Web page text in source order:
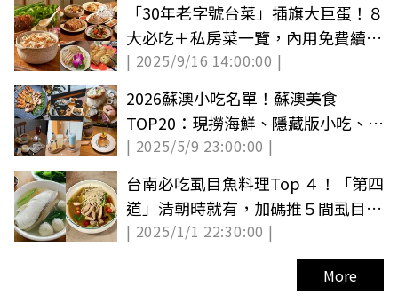
「30年老字號台菜」插旗大巨蛋！８
大必吃＋私房菜一覽，內用免費續芋
頭米粉
| 2025/9/16 14:00:00 |
2026蘇澳小吃名單！蘇澳美食
TOP20：現撈海鮮、隱藏版小吃、特
色咖啡廳全攻略
| 2025/5/9 23:00:00 |
台南必吃虱目魚料理Top ４！「第四
道」清朝時就有，加碼推５間虱目魚
小吃店
| 2025/1/1 22:30:00 |
More